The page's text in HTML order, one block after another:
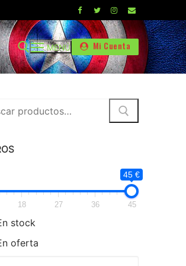
MENÚ Mi Cuenta
45 €
18 27 36 45
stock
oferta